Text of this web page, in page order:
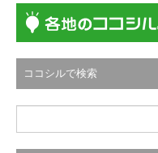
ン
ココシルで検索